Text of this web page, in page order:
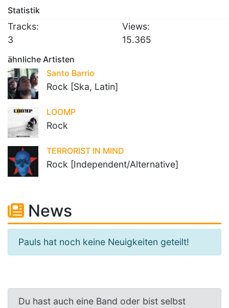
Statistik
Tracks:
3
Views:
15.365
ähnliche Artisten
Santo Barrio
Rock [Ska, Latin]
LOOMP
Rock
TERRORIST IN MIND
Rock [Independent/Alternative]
News
Pauls hat noch keine Neuigkeiten geteilt!
Du hast auch eine Band oder bist selbst